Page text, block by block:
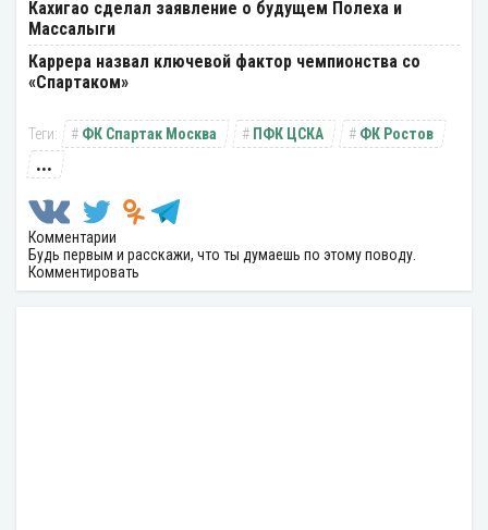
Кахигао сделал заявление о будущем Полеха и
Массалыги
Каррера назвал ключевой фактор чемпионства со
«Спартаком»
ФК Спартак Москва ПФК ЦСКА ФК Ростов
...
Комментарии
Будь первым и расскажи, что ты думаешь по этому поводу.
Комментировать